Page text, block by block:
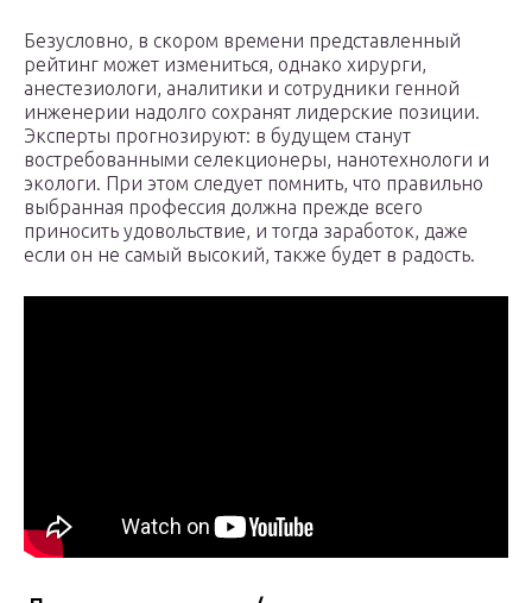
Безусловно, в скором времени представленный
рейтинг может измениться, однако хирурги,
анестезиологи, аналитики и сотрудники генной
инженерии надолго сохранят лидерские позиции.
Эксперты прогнозируют: в будущем станут
востребованными селекционеры, нанотехнологи и
экологи. При этом следует помнить, что правильно
выбранная профессия должна прежде всего
приносить удовольствие, и тогда заработок, даже
если он не самый высокий, также будет в радость.